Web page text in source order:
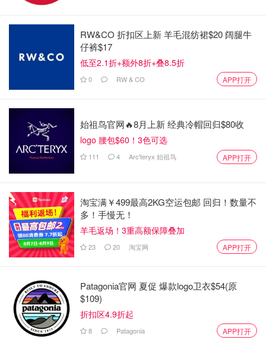
加拿大蓝山度假村旅游攻略 - Blue
mountain温泉、滑雪场、餐厅、宾馆
推荐
工藤没希子 4.9w 2
安省TOP6缆车之旅推荐 - 尼亚加拉瀑
布、蓝山、湖心岛等，票价和特色盘
点！
4630
赏秋好去处
RW&CO 折扣区上新 羊毛混纺裙$20 阔腿牛
仔裤$17
低至2.1折+额外8折+叠8.5折
0 RW & CO APP打开
始祖鸟官网🔥8月上新 经典冷帽回归$80收
logo 腰包$60！3色可选
111 4 Arc'teryx 始祖鸟 APP打开
淘宝满￥499最高2KG空运包邮 回归！数量不
多！手慢无！
羊毛返场！3重高额保障叠加
23 20 淘宝网 APP打开
Patagonia官网 夏促 爆款logo卫衣$54(原
$109)
折扣区4.9折起
8 Patagonia APP打开